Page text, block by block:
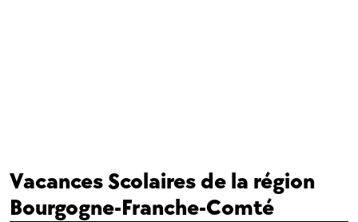
Vacances Scolaires de la région
Bourgogne-Franche-Comté